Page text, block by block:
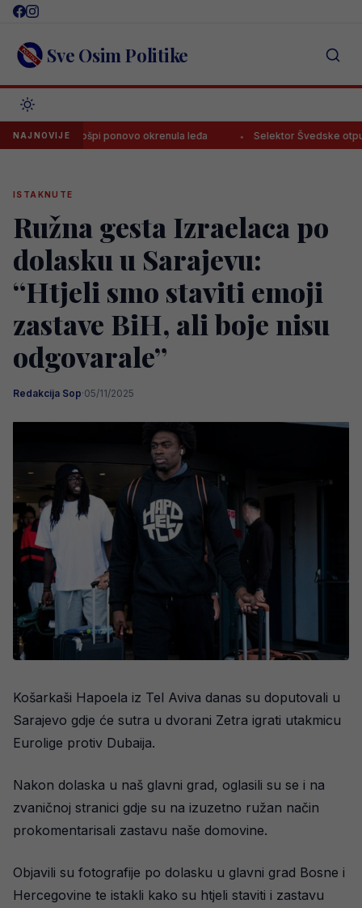
Skip
content Sve Osim Politike
NAJNOVIJE
Emanu Košpi ponovo okrenula leđa Selektor Švedske
ISTAKNUTE
Ružna gesta Izraelaca po
dolasku u Sarajevu:
“Htjeli smo staviti emoji
zastave BiH, ali boje nisu
odgovarale”
Redakcija Sop·05/11/2025
Košarkaši Hapoela iz Tel Aviva danas su doputovali u
Sarajevo gdje će sutra u dvorani Zetra igrati utakmicu
Eurolige protiv Dubaija.
Nakon dolaska u naš glavni grad, oglasili su se i na
zvaničnoj stranici gdje su na izuzetno ružan način
prokomentarisali zastavu naše domovine.
Objavili su fotografije po dolasku u glavni grad Bosne i
Hercegovine te istakli kako su htjeli staviti i zastavu